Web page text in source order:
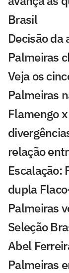
Brasil
Decisão
Palmeiras
Veja os
Palmeiras
Flamengo
relação
Escalação:
dupla
Palmeiras
Seleção
Abel
Palmeiras